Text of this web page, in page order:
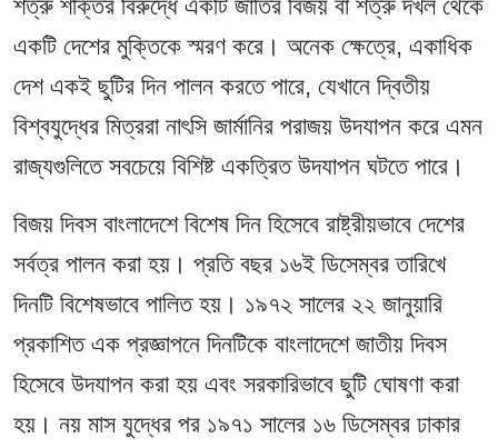
শত্রু শক্তির বিরুদ্ধে একটি জাতির বিজয় বা শত্রু দখল থেকে
একটি দেশের মুক্তিকে স্মরণ করে। অনেক ক্ষেত্রে, একাধিক
দেশ একই ছুটির দিন পালন করতে পারে, যেখানে দ্বিতীয়
বিশ্বযুদ্ধের মিত্ররা নাৎসি জার্মানির পরাজয় উদযাপন করে এমন
রাজ্যগুলিতে সবচেয়ে বিশিষ্ট একত্রিত উদযাপন ঘটতে পারে।
বিজয় দিবস বাংলাদেশে বিশেষ দিন হিসেবে রাষ্ট্রীয়ভাবে দেশের
সর্বত্র পালন করা হয়। প্রতি বছর ১৬ই ডিসেম্বর তারিখে
দিনটি বিশেষভাবে পালিত হয়। ১৯৭২ সালের ২২ জানুয়ারি
প্রকাশিত এক প্রজ্ঞাপনে দিনটিকে বাংলাদেশে জাতীয় দিবস
হিসেবে উদযাপন করা হয় এবং সরকারিভাবে ছুটি ঘোষণা করা
হয়। নয় মাস যুদ্ধের পর ১৯৭১ সালের ১৬ ডিসেম্বর ঢাকার